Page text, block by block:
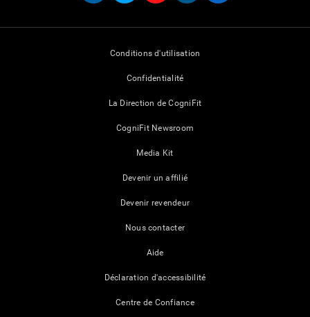
Conditions d'utilisation
Confidentialité
La Direction de CogniFit
CogniFit Newsroom
Media Kit
Devenir un affilié
Devenir revendeur
Nous contacter
Aide
Déclaration d'accessibilité
Centre de Confiance